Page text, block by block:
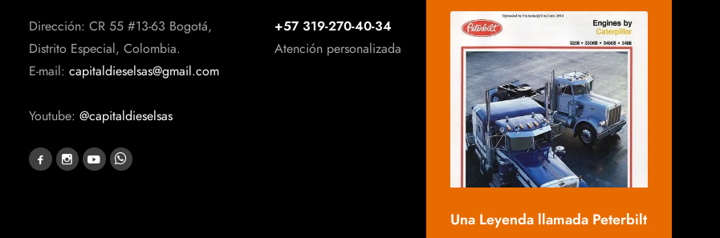
Dirección: CR 55 #13-63 Bogotá,
Distrito Especial, Colombia.
E-mail: capitaldieselsas@gmail.com
Youtube: @capitaldieselsas
+57 319-270-40-34
Atención personalizada
Una Leyenda llamada Peterbilt